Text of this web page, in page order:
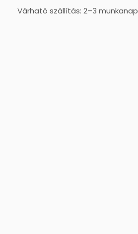
Várható szállítás: 2–3 munkanap